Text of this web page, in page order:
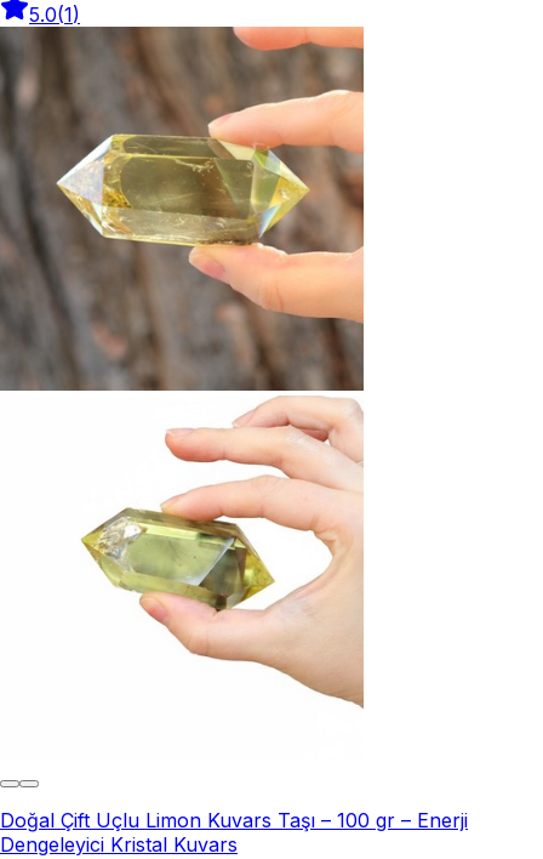
5.0(1)
Doğal Çift Uçlu Limon Kuvars Taşı – 100 gr – Enerji
Dengeleyici Kristal Kuvars